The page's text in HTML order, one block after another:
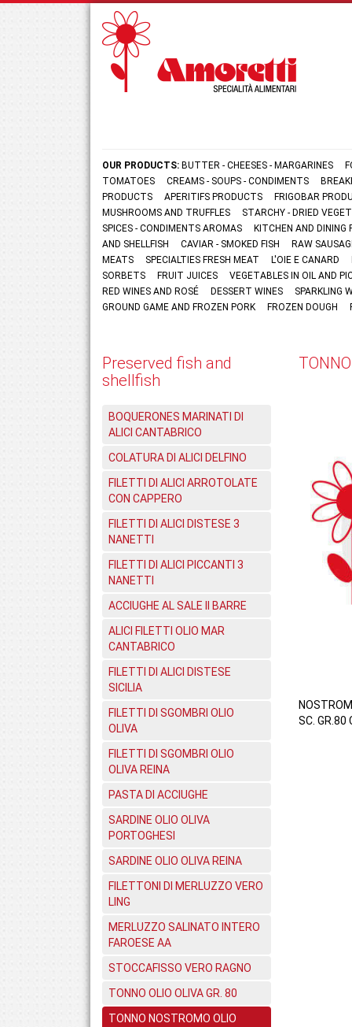
OUR PRODUCTS: BUTTER - CHEESES - MARGARINES
TOMATOES
CREAMS - SOUPS - CONDIMENTS
PRODUCTS
APERITIFS PRODUCTS
FRIGOBAR
MUSHROOMS AND TRUFFLES
STARCHY - DRIED
SPICES - CONDIMENTS AROMAS
KITCHEN AND
AND SHELLFISH
CAVIAR - SMOKED FISH
RAW
MEATS
SPECIALTIES FRESH MEAT L'OIE E CANARD
SORBETS
FRUIT JUICES
VEGETABLES IN OIL AND
RED WINES AND ROSÉ
DESSERT WINES
SPARKLING
GROUND GAME AND FROZEN PORK
FROZEN DOUGH
Preserved fish and
shellfish
BOQUERONES MARINATI DI
ALICI CANTABRICO
COLATURA DI ALICI DELFINO
FILETTI DI ALICI ARROTOLATE
CON CAPPERO
FILETTI DI ALICI DISTESE 3
NANETTI
FILETTI DI ALICI PICCANTI 3
NANETTI
ACCIUGHE AL SALE II BARRE
ALICI FILETTI OLIO MAR
CANTABRICO
FILETTI DI ALICI DISTESE
SICILIA
FILETTI DI SGOMBRI OLIO
OLIVA
FILETTI DI SGOMBRI OLIO
OLIVA REINA
PASTA DI ACCIUGHE
SARDINE OLIO OLIVA
PORTOGHESI
SARDINE OLIO OLIVA REINA
FILETTONI DI MERLUZZO VERO
LING
MERLUZZO SALINATO INTERO
FAROESE AA
STOCCAFISSO VERO RAGNO
TONNO OLIO OLIVA GR. 80
TONNO NOSTROMO OLIO
SC. GR.80